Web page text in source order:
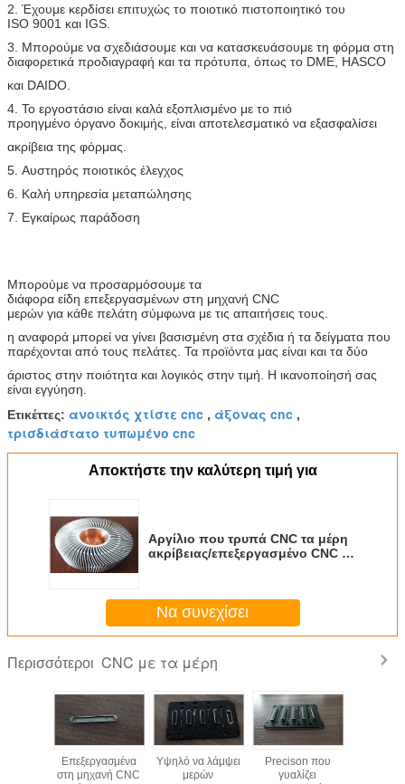
2. Έχουμε κερδίσει επιτυχώς το ποιοτικό πιστοποιητικό του
ISO 9001 και IGS.
3. Μπορούμε να σχεδιάσουμε και να κατασκευάσουμε τη φόρμα στη
διαφορετικά προδιαγραφή και τα πρότυπα, όπως το DME, HASCO
και DAIDO.
4. Το εργοστάσιο είναι καλά εξοπλισμένο με το πιό
προηγμένο όργανο δοκιμής, είναι αποτελεσματικό να εξασφαλίσει
ακρίβεια της φόρμας.
5. Αυστηρός ποιοτικός έλεγχος
6. Καλή υπηρεσία μεταπώλησης
7. Εγκαίρως παράδοση
Μπορούμε να προσαρμόσουμε τα
διάφορα είδη επεξεργασμένων στη μηχανή CNC
μερών για κάθε πελάτη σύμφωνα με τις απαιτήσεις τους.
η αναφορά μπορεί να γίνει βασισμένη στα σχέδια ή τα δείγματα που
παρέχονται από τους πελάτες. Τα προϊόντα μας είναι και τα δύο
άριστος στην ποιότητα και λογικός στην τιμή. Η ικανοποίησή σας
είναι εγγύηση.
Ετικέττες: ανοικτός χτίστε cnc , άξονας cnc ,
τρισδιάστατο τυπωμένο cnc
Αποκτήστε την καλύτερη τιμή για
Αργίλιο που τρυπά CNC τα μέρη
ακρίβειας/επεξεργασμένο CNC με
Να συνεχίσει
Περισσότεροι CNC με τα μέρη
Επεξεργασμένα
στη μηχανή CNC
Υψηλό να λάμψει
μερών
Precison που
γυαλίζει